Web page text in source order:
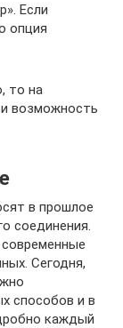
Если
опция
то на
возможность
в прошлое
соединения.
Сегодня,
способов и в
каждый